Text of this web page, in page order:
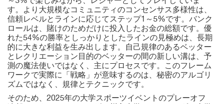
す。より大規模なコミュニティのコンセンサス多様性は、
信頼レベルとラインに応じてステップ1～5%です。バンク
ロールは、賭けのためだけに投入したお金の総額です。優
れた54%の勝率としっかりとしたラインの見極めは、長期
的に大きな利益を生み出します。自己規律のあるベッター
とレクリエーション目的のベッターの間の新しい溝は、予
測の魔法使いではなく、主にプロセスです。このフレーム
ワークで実際に「戦略」が意味するのは、秘密のアルゴリ
ズムではなく、規律とテクニックです。
そのため、2025年の大学スポーツイベントのプレーオフ